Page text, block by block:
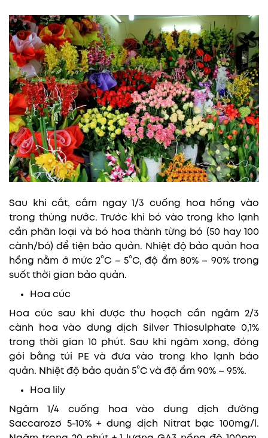
Sau khi cắt, cắm ngay 1/3 cuống hoa hồng vào
trong thùng nước. Trước khi bỏ vào trong kho lạnh
cần phân loại và bó hoa thành từng bó (50 hay 100
cành/bó) để tiện bảo quản. Nhiệt độ bảo quản hoa
hồng nằm ở mức 2°C – 5°C, độ ẩm 80% – 90% trong
suốt thời gian bảo quản.
Hoa cúc
Hoa cúc sau khi được thu hoạch cần ngâm 2/3
cành hoa vào dung dịch Silver Thiosulphate 0,1%
trong thời gian 10 phút. Sau khi ngâm xong, đóng
gói bằng túi PE và đưa vào trong kho lạnh bảo
quản. Nhiệt độ bảo quản 5°C và độ ẩm 90% – 95%.
Hoa lily
Ngâm 1/4 cuống hoa vào dung dịch đường
Saccarozơ 5-10% + dung dịch Nitrat bạc 100mg/l.